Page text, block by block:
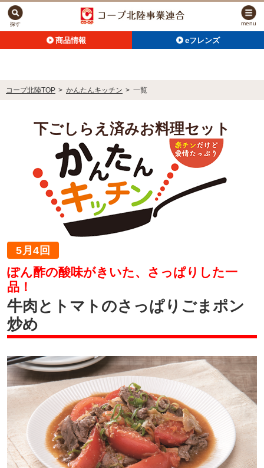
商品情報 eフレンズ
探す menu
コープ北陸TOP > かんたんキッチン > 一覧
下ごしらえ済みお料理セット
5月4回
ぽん酢の酸味がきいた、さっぱりした一
品！
牛肉とトマトのさっぱりごまポン
炒め